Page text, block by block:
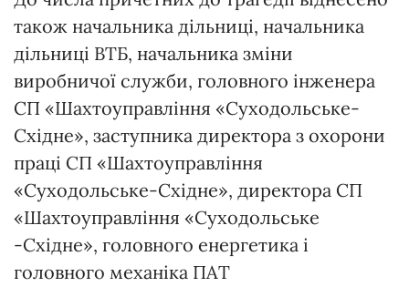
також начальника дільниці, начальника
дільниці ВТБ, начальника зміни
виробничої служби, головного інженера
СП «Шахтоуправління «Суходольське-
Східне», заступника директора з охорони
праці СП «Шахтоуправління
«Суходольське-Східне», директора СП
«Шахтоуправління «Суходольське
-Східне», головного енергетика і
головного механіка ПАТ